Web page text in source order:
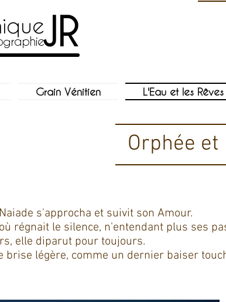
JR
Grain Vénitien L'Eau et les Rêves
Orphée et
s'approcha et suivit son Amour.
régnait le silence, n'entendant plus ses
elle diparut pour toujours.
brise légère, comme un dernier baiser